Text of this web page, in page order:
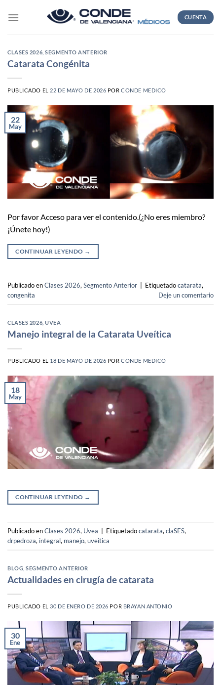
CUENTA
CLASES 2026 ,SEGMENTO ANTERIOR
Catarata Congénita
PUBLICADO EL 22 DE MAYO DE 2026 PORCONDE MEDICO
22
May
Por favor Acceso para ver el contenido.(¿No eres miembro?
¡Únete hoy!)
CONTINUAR LEYENDO →
Publicado enClases 2026,Segmento Anterior Etiquetadocatarata,
congenita
Deje un comentario
CLASES 2026 ,UVEA
Manejo integral de la Catarata Uveítica
PUBLICADO EL 18 DE MAYO DE 2026 PORCONDE MEDICO
18
May
CONTINUAR LEYENDO →
Publicado enClases 2026, Uvea Etiquetadocatarata,claSES,
drpedroza, integral, manejo,uveitica
BLOG ,SEGMENTO ANTERIOR
Actualidades en cirugía de catarata
PUBLICADO EL30 DE ENERO DE 2026 POR BRAYAN ANTONIO
30
Ene